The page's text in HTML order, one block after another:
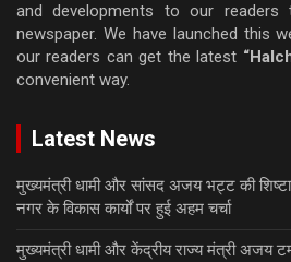
and developments to our readers
newspaper. We have launched this
our readers can get the latest
convenient way.
Latest News
मुख्यमंत्री धामी और सांसद अजय भट्ट की
नगर के विकास कार्यों पर हुई अहम चर्चा
मुख्यमंत्री धामी और केंद्रीय राज्य मंत्री अजय